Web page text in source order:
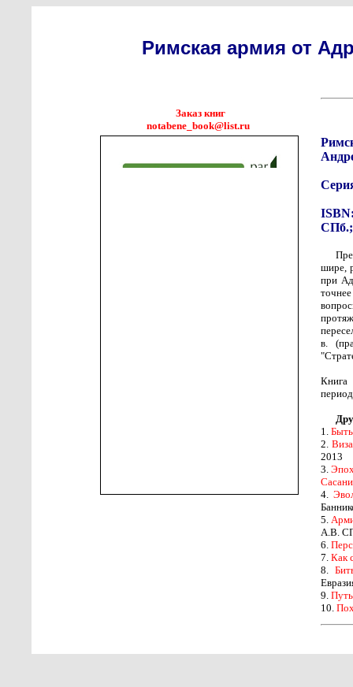
Римская армия от
Заказ книг
notabene_book@list.ru
СПб.;
шире,
при
в.
Книга
1.
2.
2013
3.
4.
5.
А.В.
6.
7. Как
8.
9.
10.